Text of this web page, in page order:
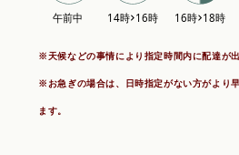
※天候などの事情により指定時間内に配達が
※お急ぎの場合は、日時指定がない方がより
ます。